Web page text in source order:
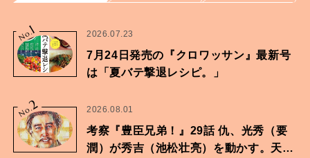
No.
1 2026.07.23
7月24日発売の『クロワッサン』最新号
は「夏バテ撃退レシピ。」
No.2 2026.08.01
考察『豊臣兄弟！』29話 仇、光秀（要
潤）が秀吉（池松壮亮）を動かす。天下